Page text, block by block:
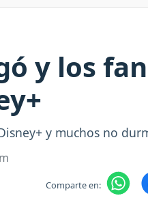
y los
y muchos no
Comparte en: